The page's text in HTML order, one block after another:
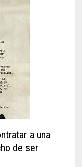
a una
de ser